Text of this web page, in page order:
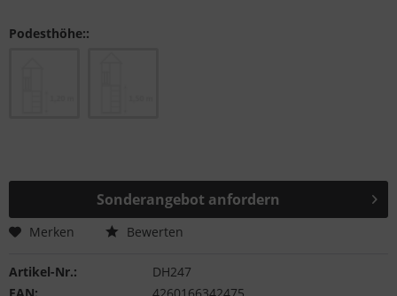
Podesthöhe::
Sonderangebot anfordern
Merken Bewerten
Artikel-Nr.:
DH247